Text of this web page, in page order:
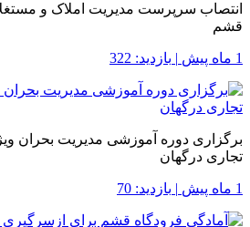
انتصاب سرپرست مدیریت املاک و
قشم
1 ماه پیش | بازدید: 322
برگزاری دوره آموزشی مدیریت بحران
تجاری درگهان
1 ماه پیش | بازدید: 70